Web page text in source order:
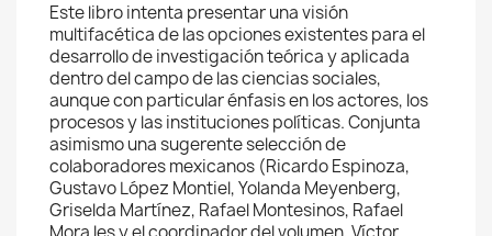
Este libro intenta presentar una visión
multifacética de las opciones existentes para el
desarrollo de investigación teórica y aplicada
dentro del campo de las ciencias sociales,
aunque con particular énfasis en los actores, los
procesos y las instituciones políticas. Conjunta
asimismo una sugerente selección de
colaboradores mexicanos (Ricardo Espinoza,
Gustavo López Montiel, Yolanda Meyenberg,
Griselda Martínez, Rafael Montesinos, Rafael